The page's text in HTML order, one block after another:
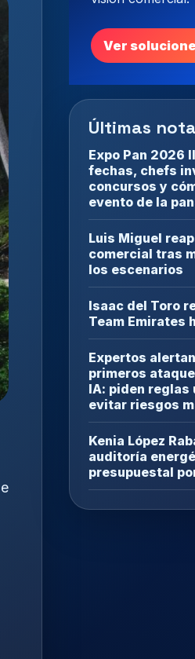
Ver
Últimas
Expo Pan 2026
fechas, chefs
concursos y
evento de la
Luis Miguel
comercial tras
los escenarios
Isaac del Toro
Team Emirates
Expertos
primeros
IA: piden reglas
evitar riesgos
Kenia López
auditoría
presupuestal